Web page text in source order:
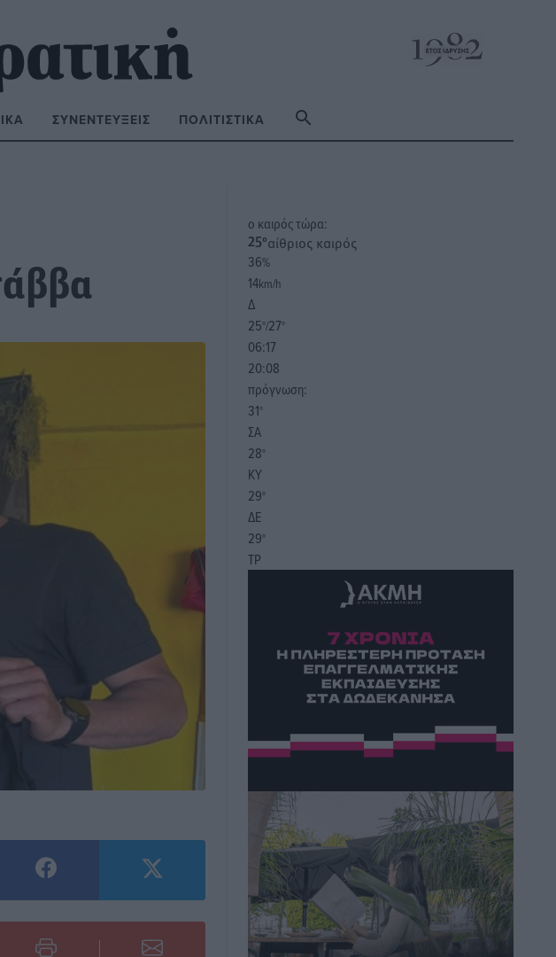
ΣΥΝΕΝΤΕΎΞΕΙΣ ΠΟΛΙΤΙΣΤΙΚΆ
o καιρός τώρα:
25°αίθριος καιρός
36%
14km/h
Δ
25°/27°
06:17
20:08
πρόγνωση:
31°
ΣΑ
28°
ΚΥ
29°
ΔΕ
29°
ΤΡ